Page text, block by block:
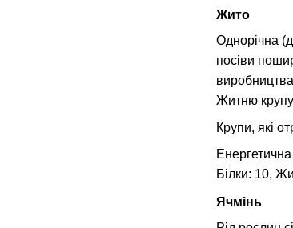
Жито
Однорічна
посіви
Житню
Крупи, які
Енергетична
Білки: 10,
Ячмінь